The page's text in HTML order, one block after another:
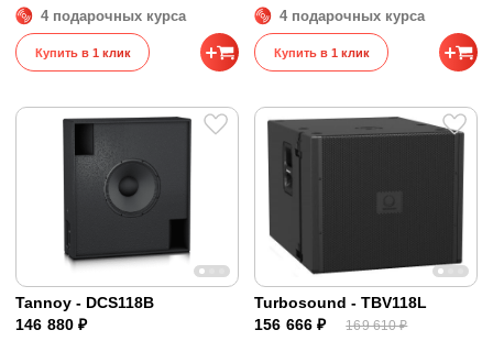
4 подарочных курса
Купить в 1 клик
4 подарочных курса
Купить в 1 клик
Tannoy - DCS118B
146 880 ₽
Turbosound - TBV118L
156 666 ₽
169 610 ₽